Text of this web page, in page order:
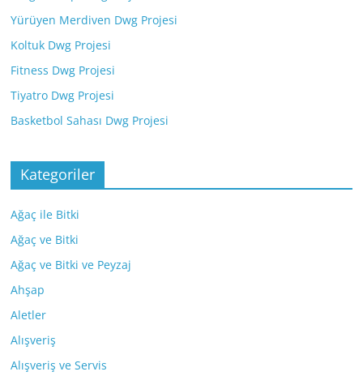
Yürüyen Merdiven Dwg Projesi
Koltuk Dwg Projesi
Fitness Dwg Projesi
Tiyatro Dwg Projesi
Basketbol Sahası Dwg Projesi
Kategoriler
Ağaç ile Bitki
Ağaç ve Bitki
Ağaç ve Bitki ve Peyzaj
Ahşap
Aletler
Alışveriş
Alışveriş ve Servis